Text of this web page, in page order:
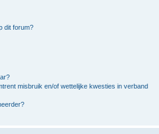
dit forum?
misbruik en/of wettelijke kwesties in verband